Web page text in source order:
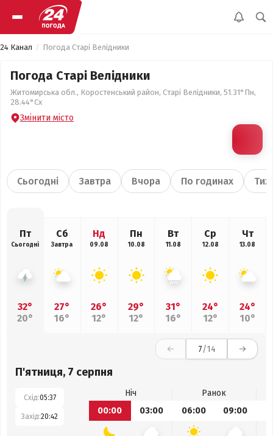
24 Канал Погода Старі Велідники
Погода Старі Велідники
Житомирська обл., Коростенський район, Старі Велідники, 51.31°Пн,
28.44°Сх
Змінити місто
Сьогодні Завтра Вчора По годинах
Пт
Сьогодні
32°
20°
Сб
Завтра
27°
16°
Нд
09.08
26°
12°
Пн
10.08
29°
12°
Вт
11.08
31°
16°
Ср
12.08
24°
12°
Чт
13.08
24°
10°
7/14
П'ятниця, 7 серпня
Схід:05:37
Захід:20:42
Ніч
Ранок
00:00
03:00 06:00 09:00